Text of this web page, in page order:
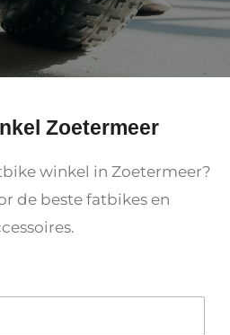
Zoetermeer
winkel in Zoetermeer?
de beste fatbikes en